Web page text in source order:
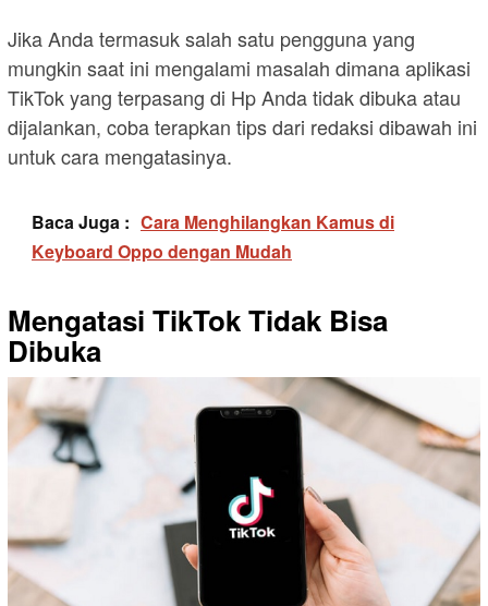
Jika Anda termasuk salah satu pengguna yang
mungkin saat ini mengalami masalah dimana aplikasi
TikTok yang terpasang di Hp Anda tidak dibuka atau
dijalankan, coba terapkan tips dari redaksi dibawah ini
untuk cara mengatasinya.
Baca Juga : Cara Menghilangkan Kamus di
Keyboard Oppo dengan Mudah
Mengatasi TikTok Tidak Bisa
Dibuka